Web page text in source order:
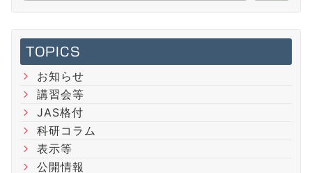
TOPICS
お知らせ
講習会等
JAS格付
科研コラム
表示等
公開情報